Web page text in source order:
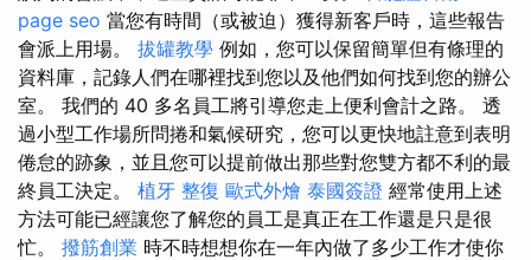
page seo 當您有時間（或被迫）獲得新客戶時，這些報告
會派上用場。 拔罐教學 例如，您可以保留簡單但有條理的
資料庫，記錄人們在哪裡找到您以及他們如何找到您的辦公
室。 我們的 40 多名員工將引導您走上便利會計之路。 透
過小型工作場所問捲和氣候研究，您可以更快地註意到表明
倦怠的跡象，並且您可以提前做出那些對您雙方都不利的最
終員工決定。 植牙 整復 歐式外燴 泰國簽證 經常使用上述
方法可能已經讓您了解您的員工是真正在工作還是只是很
忙。 撥筋創業 時不時想想你在一年內做了多少工作才使你